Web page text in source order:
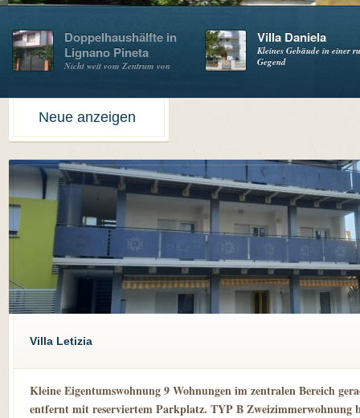
Doppelhaushälfte in
Lignano Pineta
Nicht weit vom Zentrum von
Villa Daniela
Kleines Gebäude in einer
Gegend
Neue anzeigen
Villa Letizia
Kleine Eigentumswohnung 9 Wohnungen im zentralen Bereich
entfernt mit reserviertem Parkplatz. TYP B Zweizimmerwohnung